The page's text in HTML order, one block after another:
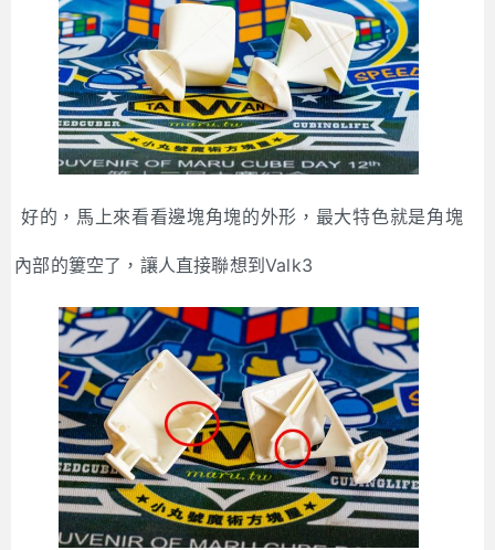
好的，馬上來看看邊塊角塊的外形，最大特色就是角塊
內部的簍空了，讓人直接聯想到Valk3